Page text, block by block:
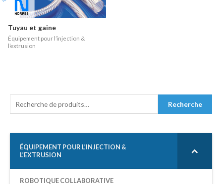
Recherche
ÉQUIPEMENT POUR L’INJECTION &
L’EXTRUSION
ROBOTIQUE COLLABORATIVE
Tuyau et gaine
Équipement pour l’injection &
l’extrusion